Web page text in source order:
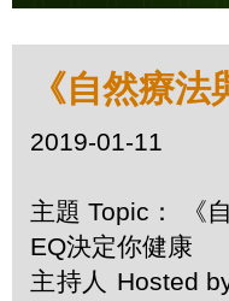
《自然療
2019-01-11
主題 Topic： 《
EQ決定你健康
主持人 Hosted